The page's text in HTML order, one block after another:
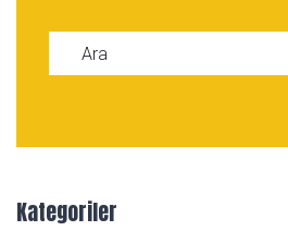
Search for:
Kategoriler